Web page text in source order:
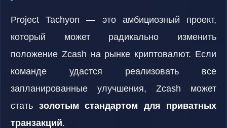
Project Tachyon — это амбициозный проект,
который может радикально изменить
положение Zcash на рынке криптовалют. Если
команде удастся реализовать все
запланированные улучшения, Zcash может
стать золотым стандартом для приватных
транзакций.